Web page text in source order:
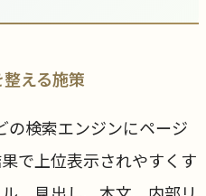
える施策
の検索エンジンにページ
で上位表示されやすくす